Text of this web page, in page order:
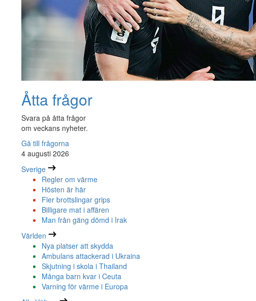
Åtta frågor
Svara på åtta frågor
om veckans nyheter.
Gå till frågorna
4 augusti 2026
Sverige
Regler om värme
Hösten är här
Fler brottslingar grips
Billigare mat i affären
Man från gäng dömd i Irak
Världen
Nya platser att skydda
Ambulans attackerad i Ukraina
Skjutning i skola i Thailand
Många barn kvar i Ceuta
Varning för värme i Europa